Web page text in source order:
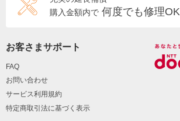
購入金額内で 何度でも修理OK
お客さまサポート
FAQ
お問い合わせ
サービス利用規約
特定商取引法に基づく表示